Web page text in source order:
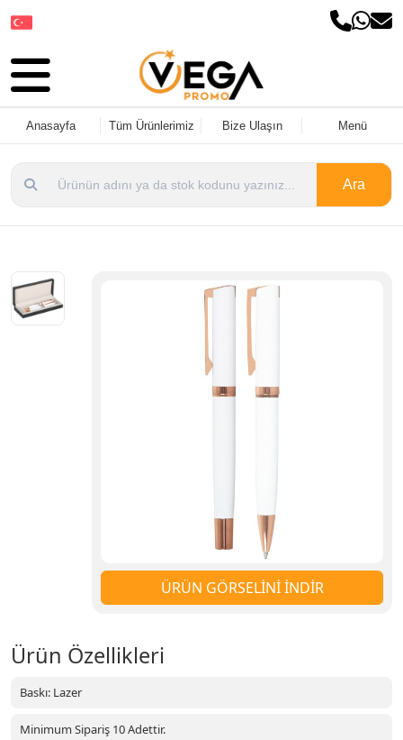
Anasayfa Tüm Ürünlerimiz Bize Ulaşın Menü
Ara
ÜRÜN GÖRSELİNİ İNDİR
Ürün Özellikleri
Baskı: Lazer
Minimum Sipariş 10 Adettir.